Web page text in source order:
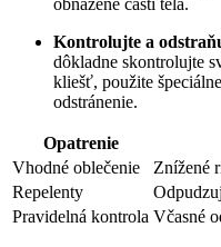
Kontrolujte ‌a
dôkladne skontrolujte
kliešť, použite
odstránenie.
Opatrenie
Vhodné oblečenie
Znížené
Repelenty
Pravidelná kontrola Včasné